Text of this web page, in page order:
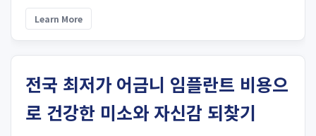
Learn More
전국 최저가 어금니 임플란트 비용으
로 건강한 미소와 자신감 되찾기